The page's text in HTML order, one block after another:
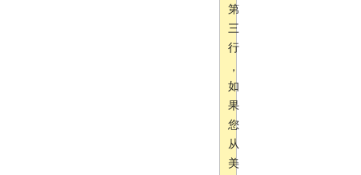
第
三
行
，
如
果
您
从
美